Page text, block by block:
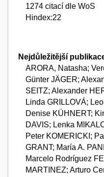
1274 citací dle WoS
Hindex:22
Nejdůležitější
ARORA, Natasha;
Günter JÄGER;
SEITZ; Alexander
Linda GRILLOVÁ;
Denise KÜHNERT;
DAVIS; Lenka
Peter KOMERICKI;
GRANT; María A.
Marcelo Rodríguez
MARTINEZ; Arturo